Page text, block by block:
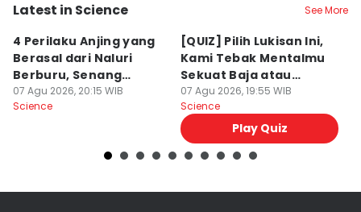
Latest in Science See More
4 Perilaku Anjing yang
Berasal dari Naluri
Berburu, Senang
Mengejar!
07 Agu 2026, 20:15 WIB
Science
[QUIZ] Pilih Lukisan Ini,
Kami Tebak Mentalmu
Sekuat Baja atau
Sebaliknya
07 Agu 2026, 19:55 WIB
Science
Play Quiz